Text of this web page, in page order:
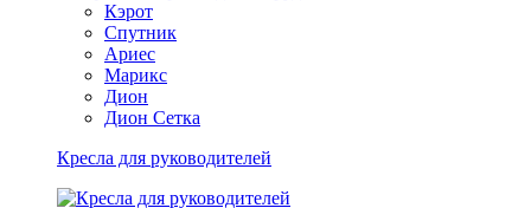
Кэрот
Спутник
Ариес
Марикс
Дион
Дион Сетка
Кресла для руководителей